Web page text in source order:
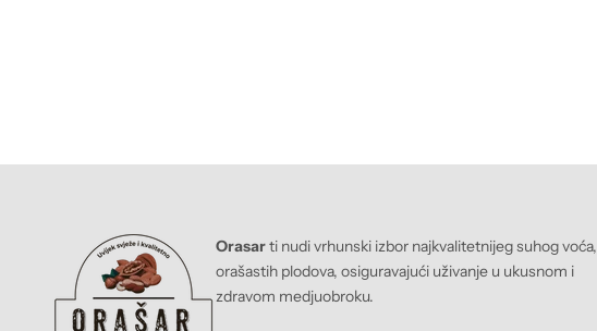
Orasarti nudi vrhunski izbor najkvalitetnijeg suhog voća,
orašastih plodova, osiguravajući uživanje u ukusnom i
zdravom medjuobroku.